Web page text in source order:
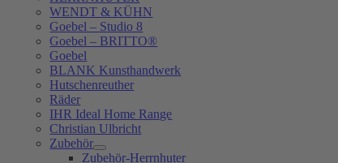
WENDT & KÜHN
Goebel – Studio 8
Goebel – BRITTO®
Goebel
BLANK Kunsthandwerk
Hutschenreuther
Räder
IHR Ideal Home Range
Christian Ulbricht
Zubehör
Zubehör-Herrnhuter